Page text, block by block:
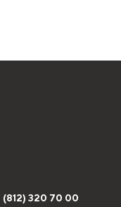
(812) 320 70 00